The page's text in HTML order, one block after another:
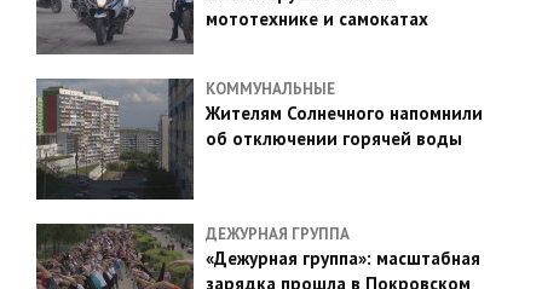
мототехнике и самокатах
КОММУНАЛЬНЫЕ
Жителям Солнечного напомнили
об отключении горячей воды
ДЕЖУРНАЯ ГРУППА
«Дежурная группа»: масштабная
зарядка прошла в Покровском